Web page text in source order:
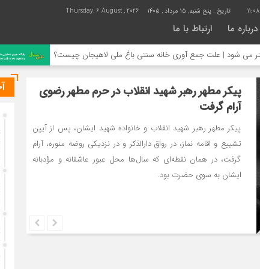
تاریخ : پنج شنبه, ۱۵ مرداد , ۱۴۰۵ Thursday, 6 August , 2026
درباره ما ارتباط با ما
خانه سنتی باغ ملی لاهیجان چیست؟ انتشار
پیکر مطهر رهبر شهید انقلاب در حرم مطهر رضوی
آرام گرفت
پیکر مطهر رهبر شهید انقلاب و خانواده شهید ایشان، پس از آیین
تشییع و اقامه نماز، در رواق دارالذکر و در نزدیکی روضه منوره، آرام
گرفت، در همان نقطه‌ای که سال‌ها محل عبور عاشقانه و مؤدبانه
ایشان به سوی حضرت بود.